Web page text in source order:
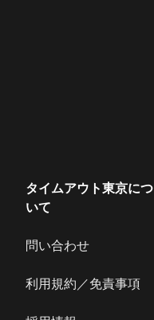
タイムアウト東京につ
いて
問い合わせ
利用規約／免責事項